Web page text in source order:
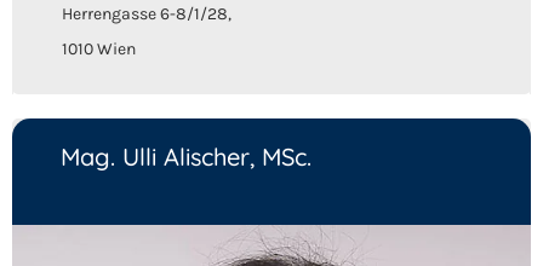
Herrengasse 6-8/1/28,
1010 Wien
Mag. Ulli Alischer, MSc.